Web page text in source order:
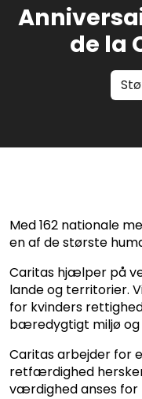
de la
Med 162 nationale
en af de største
Caritas hjælper på
lande og territorier.
for kvinders
bæredygtigt miljø og
Caritas arbejder for
retfærdighed
værdighed anses for